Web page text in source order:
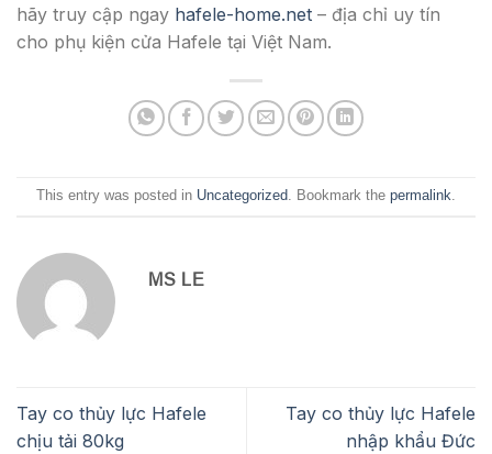
hãy truy cập ngay hafele-home.net – địa chỉ uy tín
cho phụ kiện cửa Hafele tại Việt Nam.
This entry was posted in Uncategorized. Bookmark the permalink.
MS LE
Tay co thủy lực Hafele
chịu tải 80kg
Tay co thủy lực Hafele
nhập khẩu Đức